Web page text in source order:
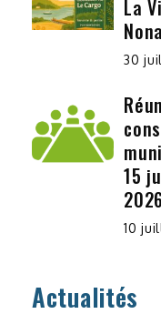
La
30
15
2026
10
Actualités